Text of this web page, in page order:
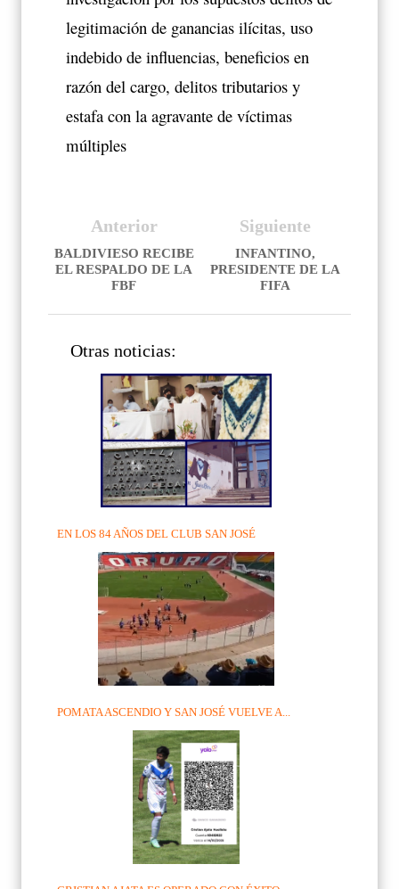
legitimación de ganancias ilícitas, uso
indebido de influencias, beneficios en
razón del cargo, delitos tributarios y
estafa con la agravante de víctimas
múltiples
Siguiente
INFANTINO,
PRESIDENTE DE LA
FIFA
Anterior
BALDIVIESO RECIBE
EL RESPALDO DE LA
FBF
Otras noticias:
EN LOS 84 AÑOS DEL CLUB SAN JOSÉ
POMATA ASCENDIO Y SAN JOSÉ VUELVE A...